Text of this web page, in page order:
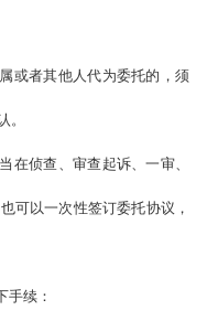
或者其他人代为委托的，须
。
在侦查、审查起诉、一审、
可以一次性签订委托协议，
手续：